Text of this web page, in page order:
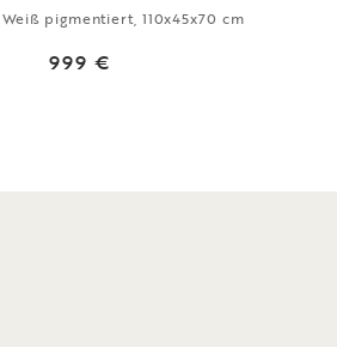
pigmentiert, 110x45x70 cm
999 €